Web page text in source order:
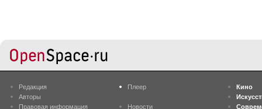
Редакция
Авторы
Правовая информация
Плеер
Новости
Кино